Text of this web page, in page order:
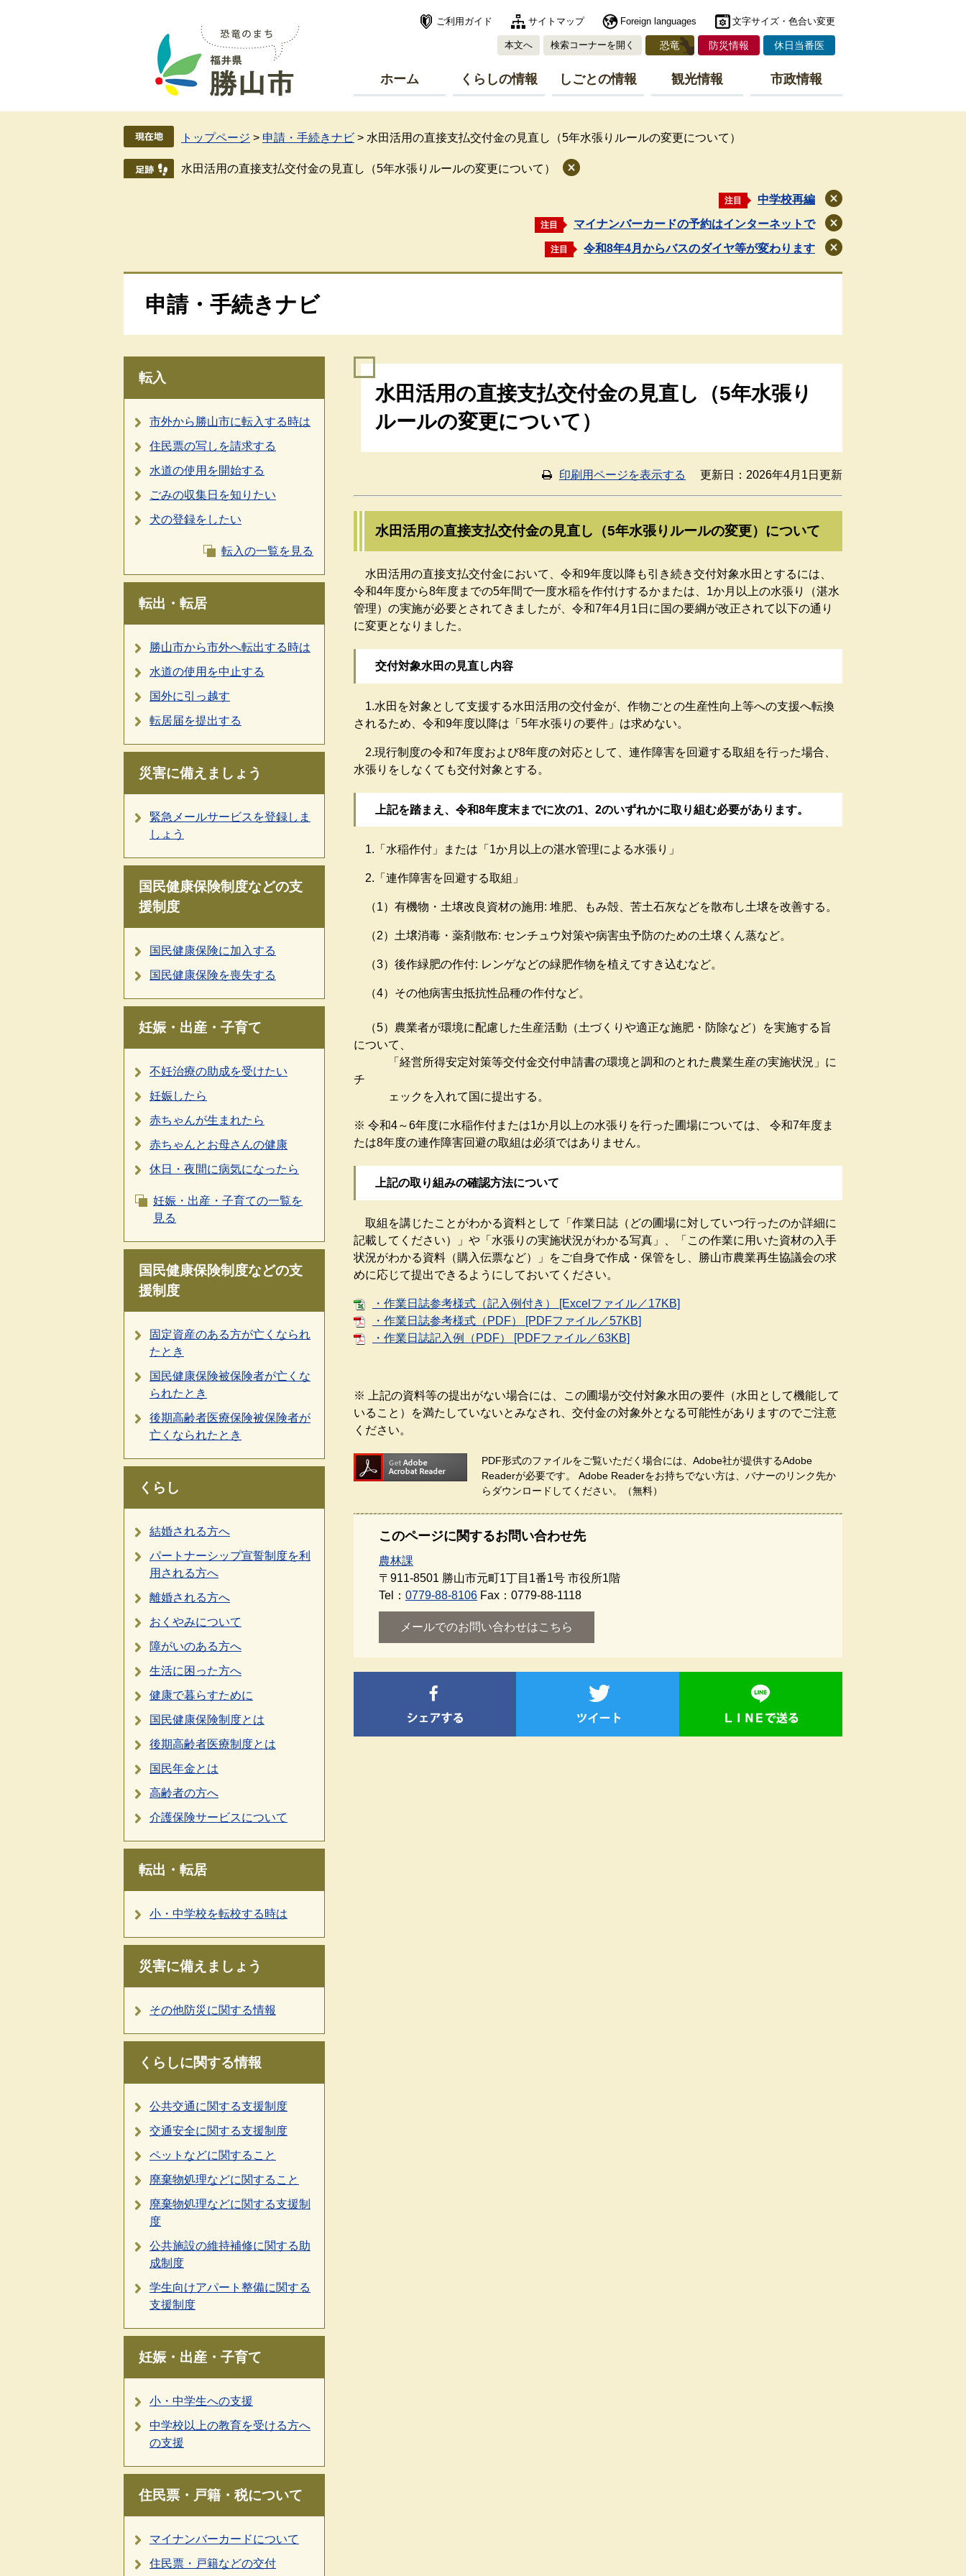
で
ば
ご利用ガイド サイトマップ Foreign languages 文字サイズ・色合い変更
本文へ 検索コーナーを開く 恐竜 防災情報 休日当番医
ホーム くらしの情報 しごとの情報 観光情報 市政情報
トップページ > 申請・手続きナビ > 水田活用の直接支払交付金の見直し（5年水張りルールの変更について）
水田活用の直接支払交付金の見直し（5年水張りルールの変更について）
注目 中学校再編
閉
じ
る
注目 マイナンバーカードの予約はインターネットで
閉
じ
る
注目 令和8年4月からバスのダイヤ等が変わります
閉
申請・手続きナビ
転入
市外から勝山市に転入する時は
住民票の写しを請求する
水道の使用を開始する
ごみの収集日を知りたい
犬の登録をしたい
転入の一覧を見る
転出・転居
勝山市から市外へ転出する時は
水道の使用を中止する
国外に引っ越す
転居届を提出する
災害に備えましょう
緊急メールサービスを登録しま
しょう
国民健康保険制度などの支
援制度
国民健康保険に加入する
国民健康保険を喪失する
妊娠・出産・子育て
不妊治療の助成を受けたい
妊娠したら
赤ちゃんが生まれたら
赤ちゃんとお母さんの健康
休日・夜間に病気になったら
妊娠・出産・子育ての一覧を
見る
国民健康保険制度などの支
援制度
固定資産のある方が亡くなられ
たとき
国民健康保険被保険者が亡くな
られたとき
後期高齢者医療保険被保険者が
亡くなられたとき
くらし
結婚される方へ
パートナーシップ宣誓制度を利
用される方へ
離婚される方へ
おくやみについて
障がいのある方へ
生活に困った方へ
健康で暮らすために
国民健康保険制度とは
後期高齢者医療制度とは
国民年金とは
高齢者の方へ
介護保険サービスについて
転出・転居
小・中学校を転校する時は
災害に備えましょう
その他防災に関する情報
くらしに関する情報
公共交通に関する支援制度
交通安全に関する支援制度
ペットなどに関すること
廃棄物処理などに関すること
廃棄物処理などに関する支援制
度
公共施設の維持補修に関する助
成制度
学生向けアパート整備に関する
支援制度
妊娠・出産・子育て
小・中学生への支援
中学校以上の教育を受ける方へ
の支援
住民票・戸籍・税について
マイナンバーカードについて
住民票・戸籍などの交付
水田活用の直接支払交付金の見直し（5年水張り
ルールの変更について）
印刷用ページを表示する 更新日：2026年4月1日更新
水田活用の直接支払交付金の見直し（5年水張りルールの変更）について
水田活用の直接支払交付金において、令和9年度以降も引き続き交付対象水田とするには、
令和4年度から8年度までの5年間で一度水稲を作付けするかまたは、1か月以上の水張り（湛水
管理）の実施が必要とされてきましたが、令和7年4月1日に国の要綱が改正されて以下の通り
に変更となりました。
交付対象水田の見直し内容
1.水田を対象として支援する水田活用の交付金が、作物ごとの生産性向上等への支援へ転換
されるため、令和9年度以降は「5年水張りの要件」は求めない。
2.現行制度の令和7年度および8年度の対応として、連作障害を回避する取組を行った場合、
水張りをしなくても交付対象とする。
上記を踏まえ、令和8年度末までに次の1、2のいずれかに取り組む必要があります。
1.「水稲作付」または「1か月以上の湛水管理による水張り」
2.「連作障害を回避する取組」
（1）有機物・土壌改良資材の施用: 堆肥、もみ殻、苦土石灰などを散布し土壌を改善する。
（2）土壌消毒・薬剤散布: センチュウ対策や病害虫予防のための土壌くん蒸など。
（3）後作緑肥の作付: レンゲなどの緑肥作物を植えてすき込むなど。
（4）その他病害虫抵抗性品種の作付など。
（5）農業者が環境に配慮した生産活動（土づくりや適正な施肥・防除など）を実施する旨
について、
「経営所得安定対策等交付金交付申請書の環境と調和のとれた農業生産の実施状況」に
チ
ェックを入れて国に提出する。
※ 令和4～6年度に水稲作付または1か月以上の水張りを行った圃場については、 令和7年度ま
たは8年度の連作障害回避の取組は必須ではありません。
上記の取り組みの確認方法について
取組を講じたことがわかる資料として「作業日誌（どの圃場に対していつ行ったのか詳細に
記載してください）」や「水張りの実施状況がわかる写真」、「この作業に用いた資材の入手
状況がわかる資料（購入伝票など）」をご自身で作成・保管をし、勝山市農業再生協議会の求
めに応じて提出できるようにしておいてください。
・作業日誌参考様式（記入例付き） [Excelファイル／17KB]
・作業日誌参考様式（PDF） [PDFファイル／57KB]
・作業日誌記入例（PDF） [PDFファイル／63KB]
※ 上記の資料等の提出がない場合には、この圃場が交付対象水田の要件（水田として機能して
いること）を満たしていないとみなされ、交付金の対象外となる可能性がありますのでご注意
ください。
PDF形式のファイルをご覧いただく場合には、Adobe社が提供するAdobe
Readerが必要です。
Adobe Readerをお持ちでない方は、バナーのリンク先か
らダウンロードしてください。（無料）
このページに関するお問い合わせ先
農林課
〒911-8501 勝山市元町1丁目1番1号 市役所1階
Tel： 0779-88-8106 Fax：0779-88-1118
メールでのお問い合わせはこちら